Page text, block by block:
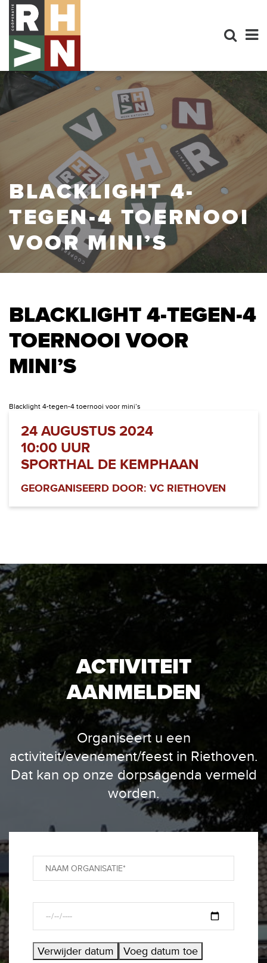
BLACKLIGHT 4-
TEGEN-4 TOERNOOI
VOOR MINI’S
BLACKLIGHT 4-TEGEN-4
TOERNOOI VOOR
MINI’S
Blacklight 4-tegen-4 toernooi voor mini’s
24 AUGUSTUS 2024
10:00 UUR
SPORTHAL DE KEMPHAAN
GEORGANISEERD DOOR: VC RIETHOVEN
ACTIVITEIT
AANMELDEN
Organiseert u een
activiteit/evenement/feest in Riethoven.
Dat kan op onze dorpsagenda vermeld
worden.
Verwijder datum Voeg datum toe